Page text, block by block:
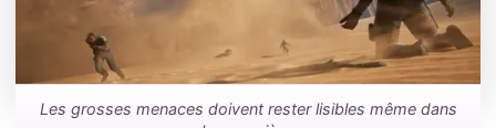
Les grosses menaces doivent rester lisibles même dans